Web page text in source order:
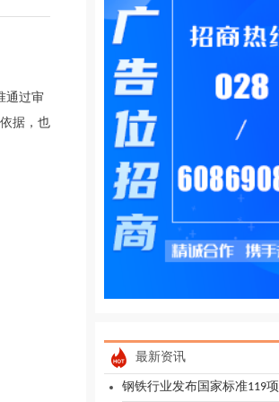
通过审
据，也
最新资讯
钢铁行业发布国家标准119项